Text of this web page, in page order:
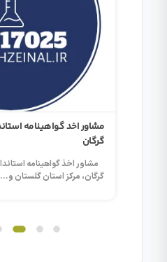
گرگان
گرگان، مرکز استان گلستان و...